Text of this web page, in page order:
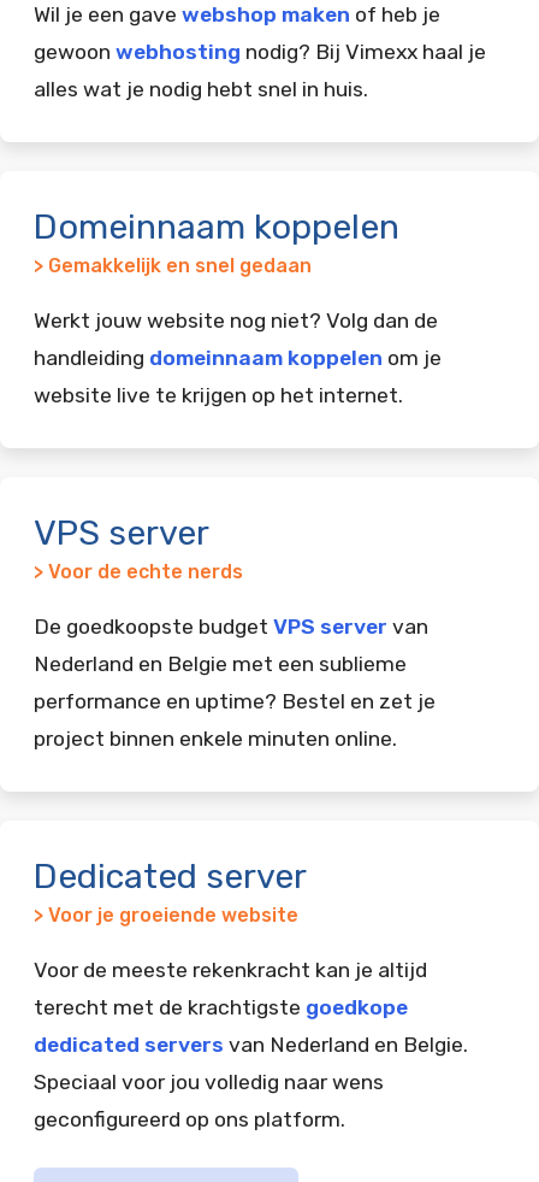
Wil je een gave webshop maken of heb je
gewoon webhosting nodig? Bij Vimexx haal je
alles wat je nodig hebt snel in huis.
Domeinnaam koppelen
> Gemakkelijk en snel gedaan
Werkt jouw website nog niet? Volg dan de
handleiding domeinnaam koppelen om je
website live te krijgen op het internet.
VPS server
> Voor de echte nerds
De goedkoopste budget VPS server van
Nederland en Belgie met een sublieme
performance en uptime? Bestel en zet je
project binnen enkele minuten online.
Dedicated server
> Voor je groeiende website
Voor de meeste rekenkracht kan je altijd
terecht met de krachtigste goedkope
dedicated servers van Nederland en Belgie.
Speciaal voor jou volledig naar wens
geconfigureerd op ons platform.